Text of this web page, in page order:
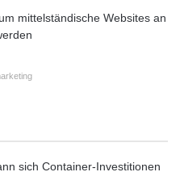
mittelständische Websites an
sich Container-Investitionen